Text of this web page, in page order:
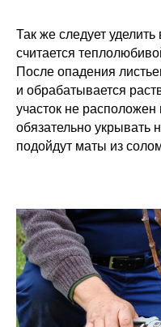
Так же следует
считается
После опадения
и обрабатывается
участок не
обязательно укрывать
подойдут маты из